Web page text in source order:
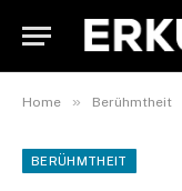
Home » Berühmtheit
BERÜHMTHEIT